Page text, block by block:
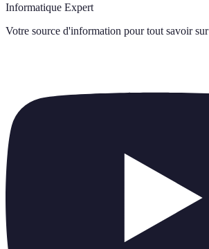
Informatique Expert
Votre source d'information pour tout savoir sur